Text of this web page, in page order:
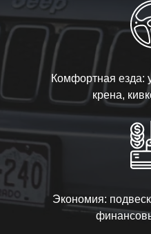
Комфортная езда:
крена,
Экономия: